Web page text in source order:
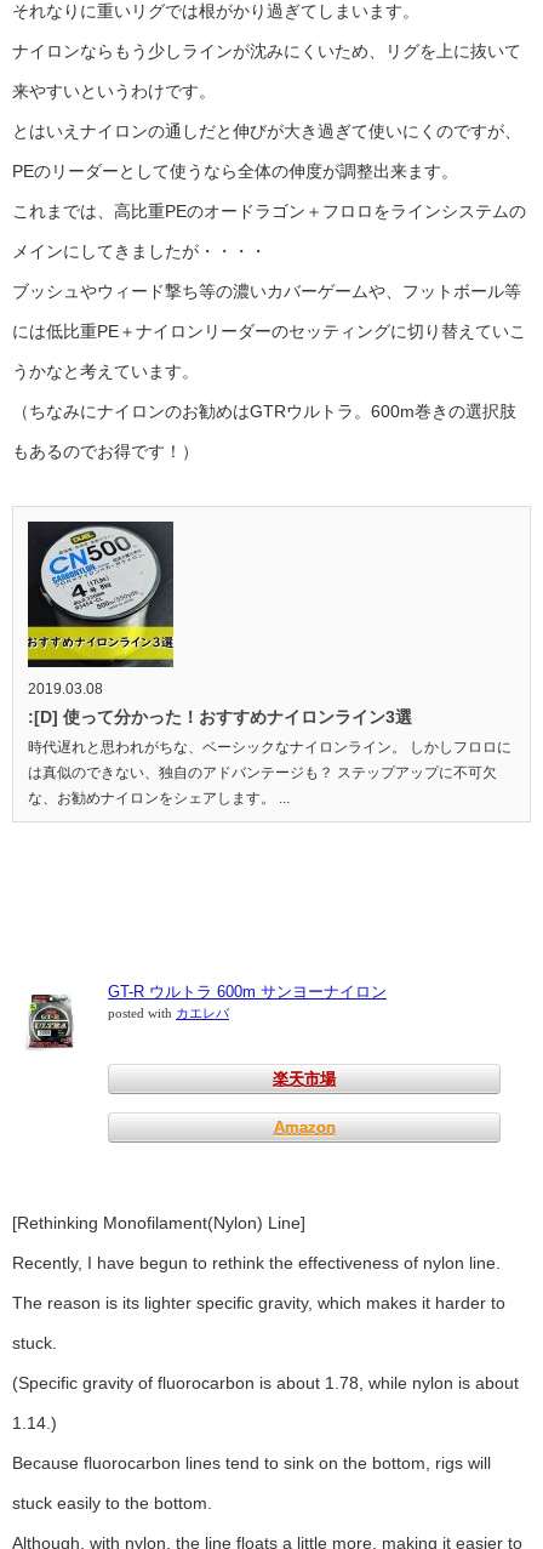
それなりに重いリグでは根がかり過ぎてしまいます。
ナイロンならもう少しラインが沈みにくいため、リグを上に抜いて
来やすいというわけです。
とはいえナイロンの通しだと伸びが大き過ぎて使いにくのですが、
PEのリーダーとして使うなら全体の伸度が調整出来ます。
これまでは、高比重PEのオードラゴン＋フロロをラインシステムの
メインにしてきましたが・・・・
ブッシュやウィード撃ち等の濃いカバーゲームや、フットボール等
には低比重PE＋ナイロンリーダーのセッティングに切り替えていこ
うかなと考えています。
（ちなみにナイロンのお勧めはGTRウルトラ。600m巻きの選択肢
もあるのでお得です！）
2019.03.08
:[D] 使って分かった！おすすめナイロンライン3選
時代遅れと思われがちな、ベーシックなナイロンライン。 しかしフロロに
は真似のできない、独自のアドバンテージも？ ステップアップに不可欠
な、お勧めナイロンをシェアします。 ...
GT-R ウルトラ 600m サンヨーナイロン
posted with カエレバ
楽天市場
Amazon
[Rethinking Monofilament(Nylon) Line]
Recently, I have begun to rethink the effectiveness of nylon line.
The reason is its lighter specific gravity, which makes it harder to
stuck.
(Specific gravity of fluorocarbon is about 1.78, while nylon is about
1.14.)
Because fluorocarbon lines tend to sink on the bottom, rigs will
stuck easily to the bottom.
Although, with nylon, the line floats a little more, making it easier to